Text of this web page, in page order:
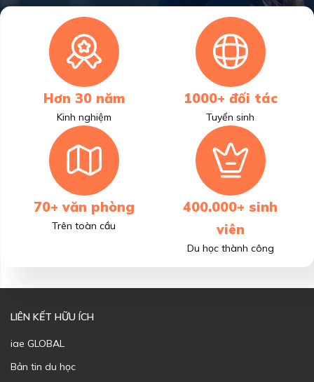
Hơn 30 năm
Kinh nghiệm
1000+ đối tác
Tuyển sinh
70+ văn phòng
Trên toàn cầu
400.000+ sinh
viên
Du học thành công
LIÊN KẾT HỮU ÍCH
iae GLOBAL
Bản tin du học